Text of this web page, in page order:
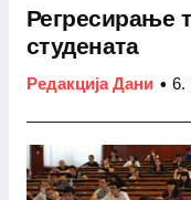
Регресирање
студената
Редакција Дани • 6.